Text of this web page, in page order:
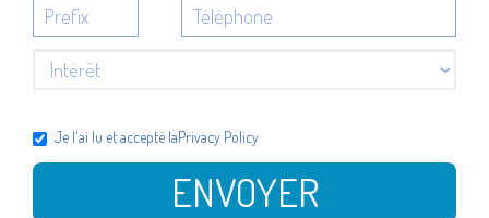
Je l'ai lu et accepté laPrivacy Policy
ENVOYER